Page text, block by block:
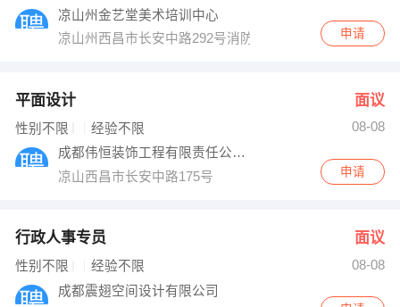
凉山州金艺堂美术培训中心
凉山州西昌市长安中路292号消防队旁10米
申请
平面设计 面议
性别不限 经验不限
08-08
成都伟恒装饰工程有限责任公司凉山分公司
凉山西昌市长安中路175号
申请
行政人事专员 面议
性别不限 经验不限
08-08
成都震翅空间设计有限公司